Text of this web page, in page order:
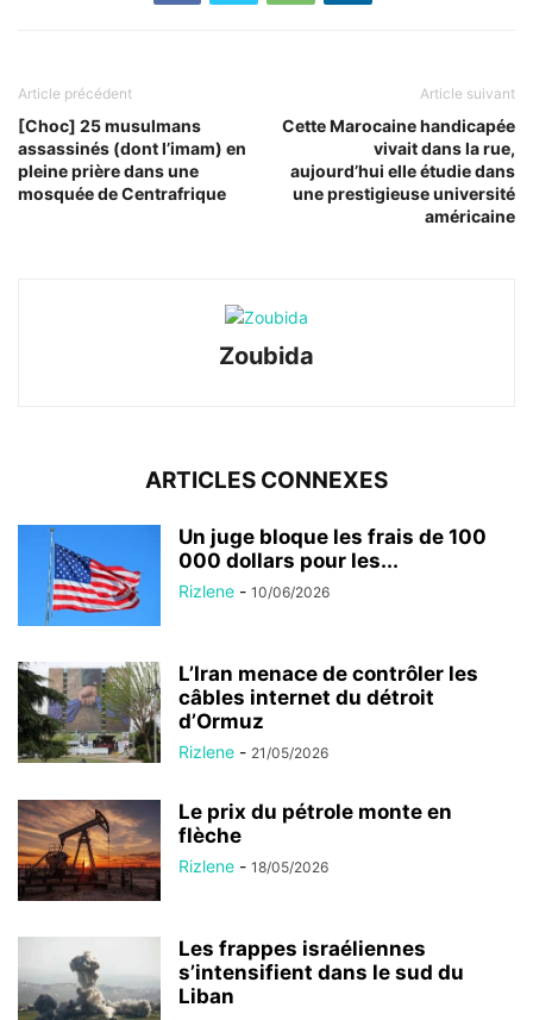
Article précédent
[Choc] 25 musulmans
assassinés (dont l’imam) en
pleine prière dans une
mosquée de Centrafrique
Article suivant
Cette Marocaine handicapée
vivait dans la rue,
aujourd’hui elle étudie dans
une prestigieuse université
américaine
Zoubida
ARTICLES CONNEXES
Un juge bloque les frais de 100
000 dollars pour les...
Rizlene - 10/06/2026
L’Iran menace de contrôler les
câbles internet du détroit
d’Ormuz
Rizlene - 21/05/2026
Le prix du pétrole monte en
flèche
Rizlene - 18/05/2026
Les frappes israéliennes
s’intensifient dans le sud du
Liban